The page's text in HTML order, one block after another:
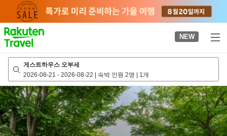
page
NEW
게스트하우스 오부세
2026-08-21 - 2026-08-22 | 숙박 인원 2명 | 1개